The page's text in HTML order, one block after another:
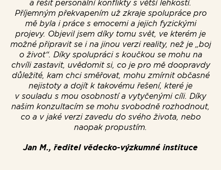
a řešit personální konflikty s větší lehkostí.
Příjemným překvapením už zkraje spolupráce pro
mě byla i práce s emocemi a jejich fyzickými
projevy. Objevil jsem díky tomu svět, ve kterém je
možné připravit se i na jinou verzi reality, než je „boj
o život“. Díky spolupráci s koučkou se mohu na
chvíli zastavit, uvědomit si, co je pro mě doopravdy
důležité, kam chci směřovat, mohu zmírnit občasné
nejistoty a dojít k takovému řešení, které je
v souladu s mou osobností a vytyčenými cíli. Díky
našim konzultacím se mohu svobodně rozhodnout,
co a v jaké verzi zavedu do svého života, nebo
naopak propustím.
Jan M., ředitel vědecko-výzkumné instituce